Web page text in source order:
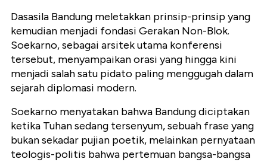
Dasasila Bandung meletakkan prinsip-prinsip yang
kemudian menjadi fondasi Gerakan Non-Blok.
Soekarno, sebagai arsitek utama konferensi
tersebut, menyampaikan orasi yang hingga kini
menjadi salah satu pidato paling menggugah dalam
sejarah diplomasi modern.
Soekarno menyatakan bahwa Bandung diciptakan
ketika Tuhan sedang tersenyum, sebuah frase yang
bukan sekadar pujian poetik, melainkan pernyataan
teologis-politis bahwa pertemuan bangsa-bangsa